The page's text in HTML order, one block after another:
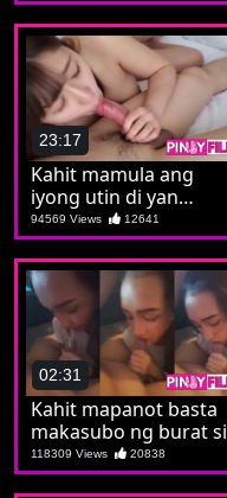
23:17
Kahit mamula ang
iyong utin di yan
titigilan ni Tintin
94569 Views 12641
02:31
Kahit mapanot basta
makasubo ng burat si
Charlotte
118309 Views 20838